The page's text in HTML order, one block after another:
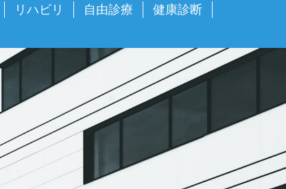
リハビリ 自由診療
健康診断